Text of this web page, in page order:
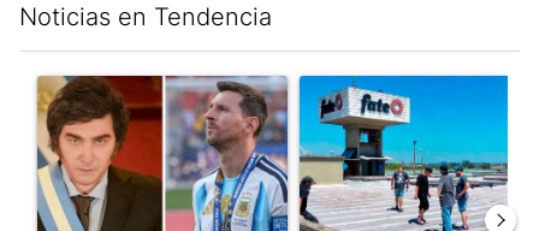
Noticias en Tendencia
Un artículo de tendencia con el título "Milei despidió a Jorge
Un artículo de tendencia